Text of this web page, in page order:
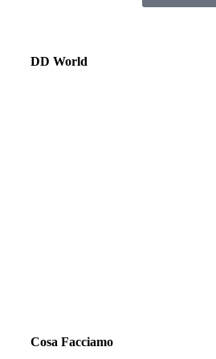
DD World
Cosa Facciamo